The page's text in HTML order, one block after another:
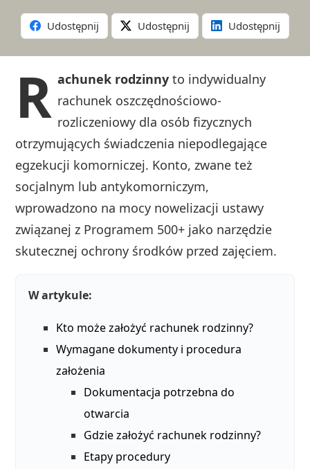
Udostępnij Udostępnij Udostępnij
R achunek rodzinny to indywidualny
rachunek oszczędnościowo-
rozliczeniowy dla osób fizycznych
otrzymujących świadczenia niepodlegające
egzekucji komorniczej. Konto, zwane też
socjalnym lub antykomorniczym,
wprowadzono na mocy nowelizacji ustawy
związanej z Programem 500+ jako narzędzie
skutecznej ochrony środków przed zajęciem.
W artykule:
Kto może założyć rachunek rodzinny?
Wymagane dokumenty i procedura
założenia
Dokumentacja potrzebna do
otwarcia
Gdzie założyć rachunek rodzinny?
Etapy procedury